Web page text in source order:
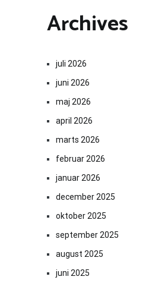
Archives
juli 2026
juni 2026
maj 2026
april 2026
marts 2026
februar 2026
januar 2026
december 2025
oktober 2025
september 2025
august 2025
juni 2025